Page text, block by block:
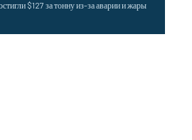
$127 за тонну из-за аварии и жары